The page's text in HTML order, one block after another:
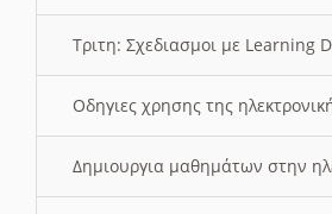
Τριτη: Σχεδιασμοι με Learning
Οδηγιες χρησης της
Δημιουργια μαθημάτων στην